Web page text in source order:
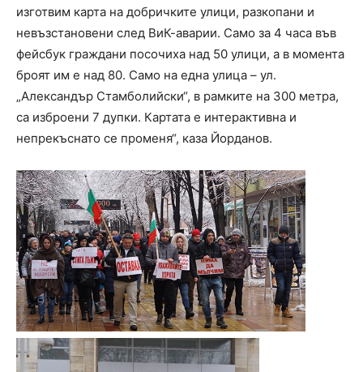
изготвим карта на добричките улици, разкопани и
невъзстановени след ВиК-аварии. Само за 4 часа във
фейсбук граждани посочиха над 50 улици, а в момента
броят им е над 80. Само на една улица – ул.
„Александър Стамболийски“, в рамките на 300 метра,
са изброени 7 дупки. Картата е интерактивна и
непрекъснато се променя“, каза Йорданов.